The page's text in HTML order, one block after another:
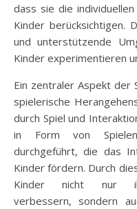
dass sie die
Kinder berücksichtigen.
und unterstützende
Kinder experimentieren
Ein zentraler Aspekt der
spielerische
durch Spiel und
in Form von
durchgeführt, die das
Kinder fördern. Durch
Kinder nicht nur
verbessern, sondern